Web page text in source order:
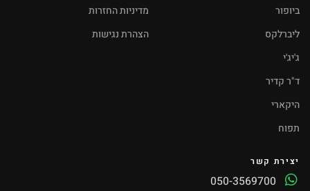
ביופור
ליברלקס
ג'יג'י
ד"ר קדיר
היקארי
תפוח
מדיניות החזרות
הצהרת נגישות
יצירת קשר